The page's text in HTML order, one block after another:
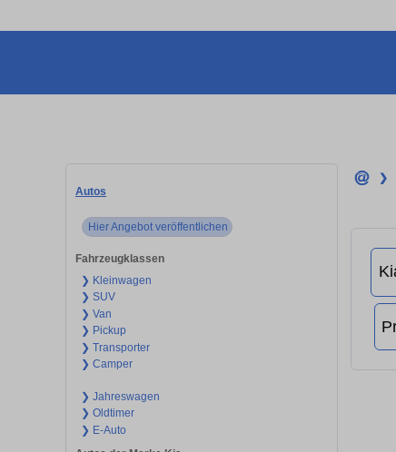
Autos
Hier Angebot veröffentlichen
Fahrzeugklassen
❯ Kleinwagen
❯ SUV
❯ Van
❯ Pickup
❯ Transporter
❯ Camper
❯ Jahreswagen
❯ Oldtimer
❯ E-Auto
❯